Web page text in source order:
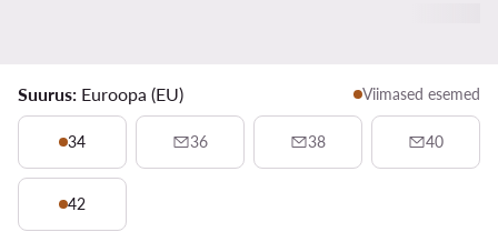
Suurus: Euroopa (EU) Viimased esemed
34 36 38 40
42